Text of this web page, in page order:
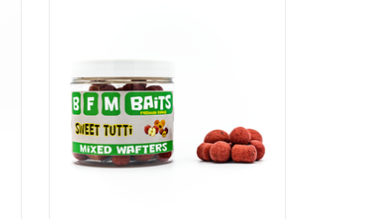
TOEVOEGEN AAN WINKELWAGEN